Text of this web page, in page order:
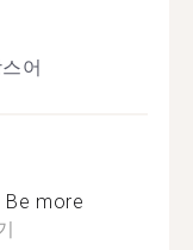
어
Be more